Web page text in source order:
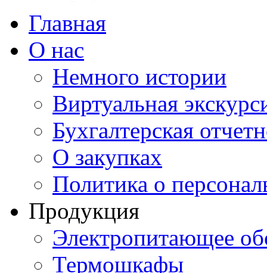
Главная
О нас
Немного истории
Виртуальная
Бухгалтерская
О закупках
Политика о
Продукция
Электропитающее
Термошкафы